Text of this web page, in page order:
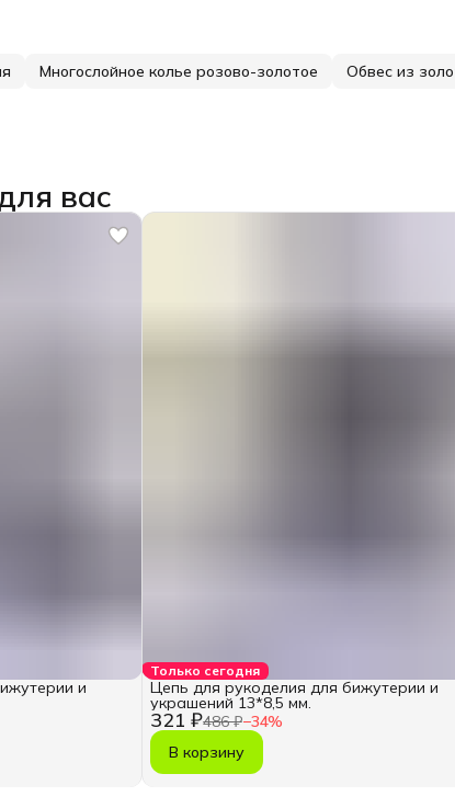
Многослойное колье розово-золотое Обвес из
вас
и
Только сегодня
321 ₽486 ₽−34%
Цепь для рукоделия для бижутерии и
украшений 13*8,5 мм.
В корзину